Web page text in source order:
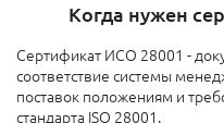
Когда нужен
Сертификат ИСО 28001 -
соответствие системы
поставок положениям и
стандарта ISO 28001.